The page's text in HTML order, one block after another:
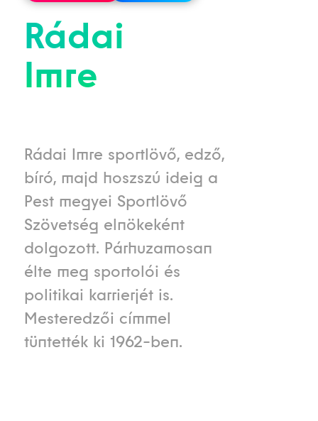
Rádai
Imre
Rádai Imre sportlövő, edző,
bíró, majd hoszszú ideig a
Pest megyei Sportlövő
Szövetség elnökeként
dolgozott. Párhuzamosan
élte meg sportolói és
politikai karrierjét is.
Mesteredzői címmel
tüntették ki 1962-ben.